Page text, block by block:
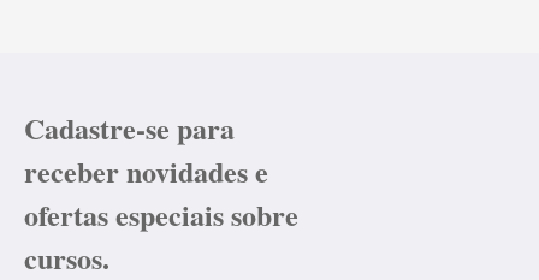
Cadastre-se para
receber novidades e
ofertas especiais sobre
cursos.